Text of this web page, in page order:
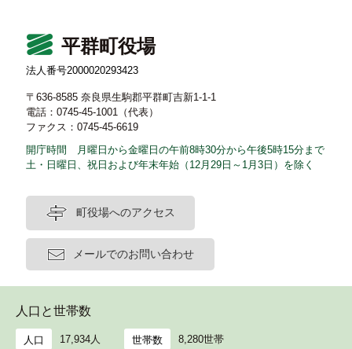
平群町役場
法人番号2000020293423
〒636-8585 奈良県生駒郡平群町吉新1-1-1
電話：0745-45-1001（代表）
ファクス：0745-45-6619
開庁時間 月曜日から金曜日の午前8時30分から午後5時15分まで
土・日曜日、祝日および年末年始（12月29日～1月3日）を除く
町役場へのアクセス
メールでのお問い合わせ
人口と世帯数
人口 17,934人 世帯数 8,280世帯